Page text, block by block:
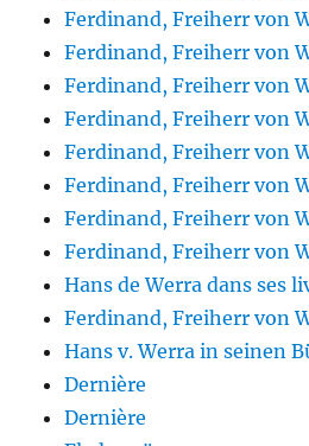
Ferdinand, Freiherr von
Ferdinand, Freiherr von
Ferdinand, Freiherr von
Ferdinand, Freiherr von
Ferdinand, Freiherr von
Ferdinand, Freiherr von
Ferdinand, Freiherr von
Ferdinand, Freiherr von
Hans de Werra dans ses
Ferdinand, Freiherr von
Hans v. Werra in seinen
Dernière
Dernière